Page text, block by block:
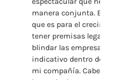
increible lo importante
de una empresa
claras que conlleven a
esto ha sido un gran
éxito que está teniendo
que la pandemia